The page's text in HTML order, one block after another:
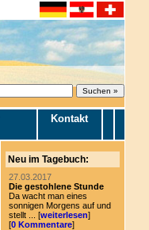
Kontakt
Neu im Tagebuch:
27.03.2017
Die gestohlene Stunde
Da wacht man eines
sonnigen Morgens auf und
stellt ... [weiterlesen]
[0 Kommentare]